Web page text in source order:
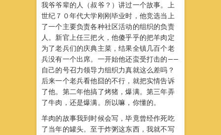
我爷爷辈的人（叔爷？）讲过一个故事。上
世纪７０年代大学刚刚毕业时，他竞选当上
了一个主要负责各种社区活动的组织的负责
人。新官上任三把火，他傻乎乎的把羊肉定
为了老兵们的庆典主菜，结果全镇几百个老
兵没有一个出席。一开始他还蛮受打击的——
自己的号召力领导力组织力真就这么差吗？
后来一个老兵看他囧的不行，就把实情告诉
了他。第二年他搞了烤猪，爆满。第三年弄
了牛肉，还是爆满。所以嘛，你懂的。
羊肉的故事我到时候会写，毕竟曾经作死吃
了当年的罐头。至于炸粥这东西，我就不写